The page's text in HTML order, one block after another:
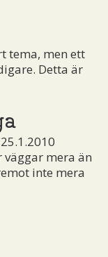
tema, men ett
Detta är
mera än
inte mera